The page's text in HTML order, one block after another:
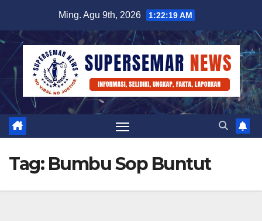
content
Ming. Agu 9th, 2026 1:22:19 AM
Tag: Bumbu Sop Buntut